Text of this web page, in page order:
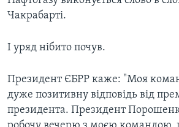
Чакрабарті.
І уряд нібито почув.
Президент ЄБРР каже: "Моя
дуже позитивну відповідь від
президента. Президент